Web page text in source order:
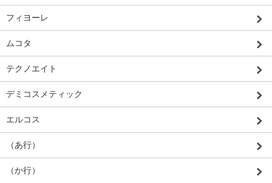
フィヨーレ
ムコタ
テクノエイト
デミコスメティック
エルコス
（あ行）
（か行）